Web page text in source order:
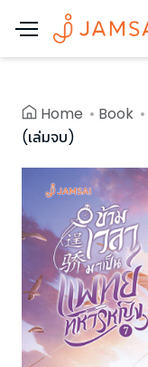
Home Book
(เล่มจบ)